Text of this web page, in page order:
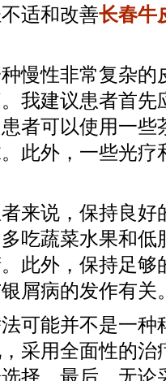
适和改善长春牛
慢性非常复杂的
我建议患者首先
者可以使用一些
此外，一些光疗
来说，保持良好
吃蔬菜水果和低
此外，保持足够
屑病的发作有关
可能并不是一种
采用全面性的治